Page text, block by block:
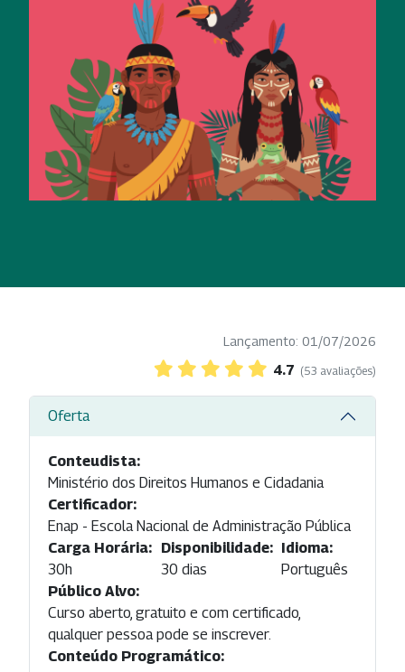
Lançamento: 01/07/2026
4.7 (53 avaliações)
Oferta
Conteudista:
Ministério dos Direitos Humanos e Cidadania
Certificador:
Enap - Escola Nacional de Administração Pública
Carga Horária:
30h
Disponibilidade:
30 dias
Idioma:
Português
Público Alvo:
Curso aberto, gratuito e com certificado,
qualquer pessoa pode se inscrever.
Conteúdo Programático: